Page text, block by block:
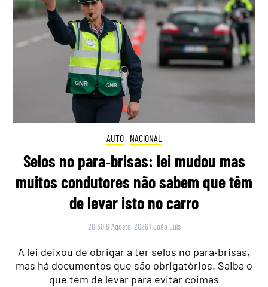
AUTO, NACIONAL
Selos no para‑brisas: lei mudou mas
muitos condutores não sabem que têm
de levar isto no carro
20:30 6 Agosto, 2026 |João Luís
A lei deixou de obrigar a ter selos no para‑brisas,
mas há documentos que são obrigatórios. Saiba o
que tem de levar para evitar coimas